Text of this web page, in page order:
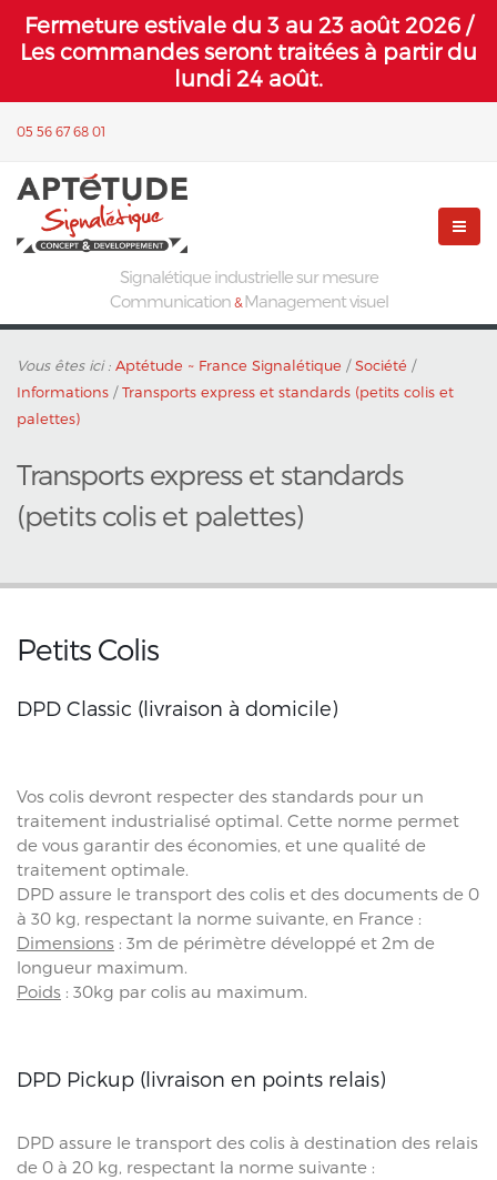
Fermeture estivale du 3 au 23 août 2026 /
Les commandes seront traitées à partir du
lundi 24 août.
05 56 67 68 01
Signalétique industrielle sur mesure
Communication & Management visuel
Vous êtes ici : Aptétude ~ France Signalétique /Société /
Informations /Transports express et standards (petits colis et
palettes)
Transports express et standards
(petits colis et palettes)
Petits Colis
DPD Classic (livraison à domicile)
Vos colis devront respecter des standards pour un
traitement industrialisé optimal. Cette norme permet
de vous garantir des économies, et une qualité de
traitement optimale.
DPD assure le transport des colis et des documents de 0
à 30 kg, respectant la norme suivante, en France :
Dimensions : 3m de périmètre développé et 2m de
longueur maximum.
Poids : 30kg par colis au maximum.
DPD Pickup (livraison en points relais)
DPD assure le transport des colis à destination des relais
de 0 à 20 kg, respectant la norme suivante :